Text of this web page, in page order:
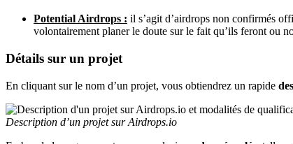
Potential Airdrops : il s’agit d’airdrops non confirmés
volontairement planer le doute sur le fait qu’ils feront ou
Détails sur un projet
En cliquant sur le nom d’un projet, vous obtiendrez un rapide
Description d’un projet sur Airdrops.io